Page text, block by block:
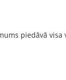
piedāvā